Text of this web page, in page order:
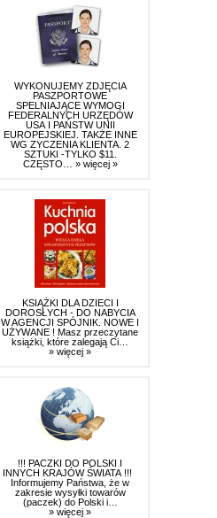
WYKONUJEMY ZDJĘCIA
PASZPORTOWE
SPELNIAJĄCE WYMOGI
FEDERALNYCH URZĘDÓW
USA I PAŃSTW UNII
EUROPEJSKIEJ. TAKŻE INNE
WG ZYCZENIA KLIENTA. 2
SZTUKI -TYLKO $11.
CZĘSTO… » więcej »
KSIĄŻKI DLA DZIECI I
DOROSŁYCH - DO NABYCIA
W AGENCJI SPÓJNIK. NOWE I
UŻYWANE ! Masz przeczytane
książki, które zalegają Ci…
» więcej »
!!! PACZKI DO POLSKI I
INNYCH KRAJÓW ŚWIATA !!!
Informujemy Państwa, że w
zakresie wysyłki towarów
(paczek) do Polski i…
» więcej »